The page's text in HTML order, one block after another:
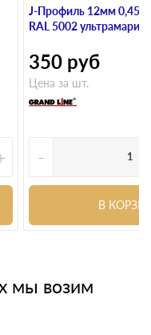
J-Профиль 12мм 0,45
RAL 5002
350 руб
Цена за шт.
-
В
мы возим